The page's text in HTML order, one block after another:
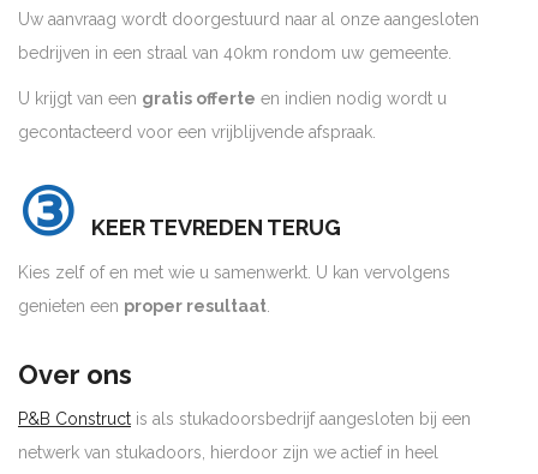
Uw aanvraag wordt doorgestuurd naar al onze aangesloten
bedrijven in een straal van 40km rondom uw gemeente.
U krijgt van een gratis offerte en indien nodig wordt u
gecontacteerd voor een vrijblijvende afspraak.
③ KEER TEVREDEN TERUG
Kies zelf of en met wie u samenwerkt. U kan vervolgens
genieten een proper resultaat.
Over ons
P&B Construct is als stukadoorsbedrijf aangesloten bij een
netwerk van stukadoors, hierdoor zijn we actief in heel